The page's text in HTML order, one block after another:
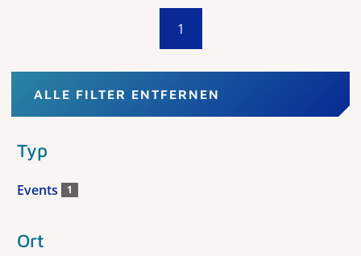
1
ALLE FILTER ENTFERNEN
Typ
Events 1
Ort